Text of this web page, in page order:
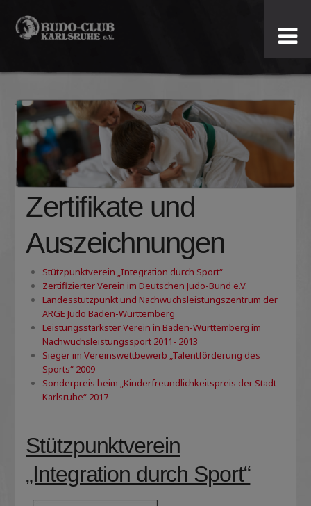
Budo-
Club
Karlsruhe
e.V.
Zertifikate und
Auszeichnungen
Stützpunktverein „Integration durch Sport“
Zertifizierter Verein im Deutschen Judo-Bund e.V.
Landesstützpunkt und Nachwuchsleistungszentrum der
ARGE Judo Baden-Württemberg
Leistungsstärkster Verein in Baden-Württemberg im
Nachwuchsleistungssport 2011- 2013
Sieger im Vereinswettbewerb „Talentförderung des
Sports“ 2009
Sonderpreis beim „Kinderfreundlichkeitspreis der Stadt
Karlsruhe“ 2017
Stützpunktverein
„Integration durch Sport“